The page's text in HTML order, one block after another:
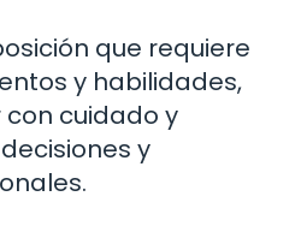
que requiere
y habilidades,
cuidado y
y